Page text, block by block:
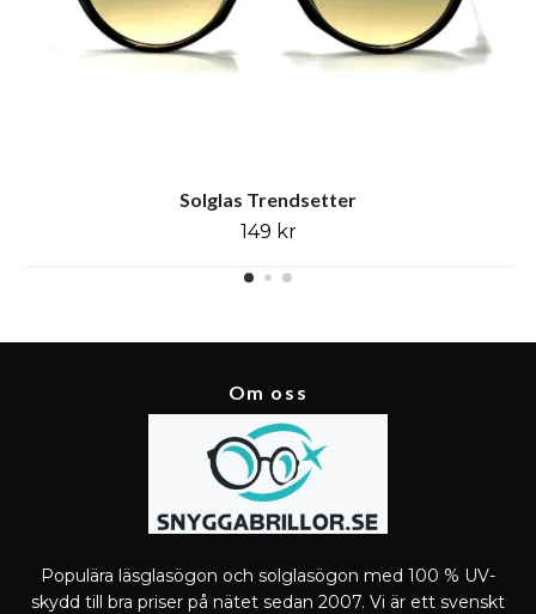
Solglas Trendsetter
149 kr
Om oss
Populära läsglasögon och solglasögon med 100 % UV-
skydd till bra priser på nätet sedan 2007. Vi är ett svenskt